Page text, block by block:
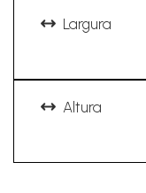
Largura
Altura